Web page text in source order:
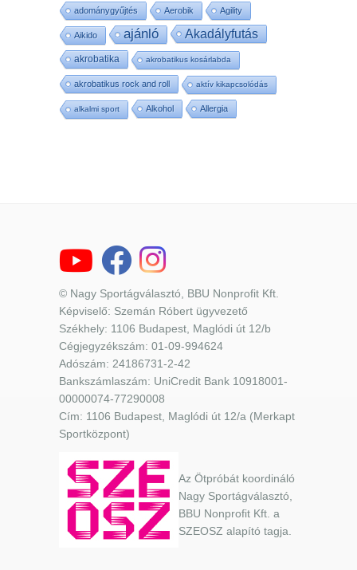
adománygyűjtés Aerobik Agility
Aikido ajánló Akadályfutás
akrobatika akrobatikus kosárlabda
akrobatikus rock and roll aktív kikapcsolódás
alkalmi sport Alkohol Allergia
© Nagy Sportágválasztó, BBU Nonprofit Kft.
Képviselő: Szemán Róbert ügyvezető
Székhely: 1106 Budapest, Maglódi út 12/b
Cégjegyzékszám: 01-09-994624
Adószám: 24186731-2-42
Bankszámlaszám: UniCredit Bank 10918001-
00000074-77290008
Cím: 1106 Budapest, Maglódi út 12/a (Merkapt
Sportközpont)
Az Ötpróbát koordináló
Nagy Sportágválasztó,
BBU Nonprofit Kft. a
SZEOSZ alapító tagja.